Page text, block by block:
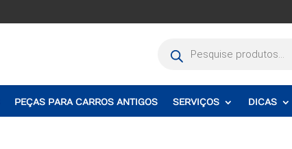
produtos
PEÇAS PARA CARROS ANTIGOS SERVIÇOS DICAS